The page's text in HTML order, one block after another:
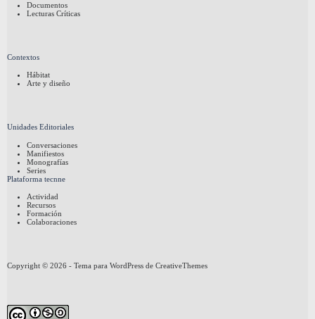
Documentos
Lecturas Críticas
Contextos
Hábitat
Arte y diseño
Unidades Editoriales
Conversaciones
Manifiestos
Monografías
Series
Plataforma tecnne
Actividad
Recursos
Formación
Colaboraciones
Copyright © 2026 - Tema para WordPress de CreativeThemes